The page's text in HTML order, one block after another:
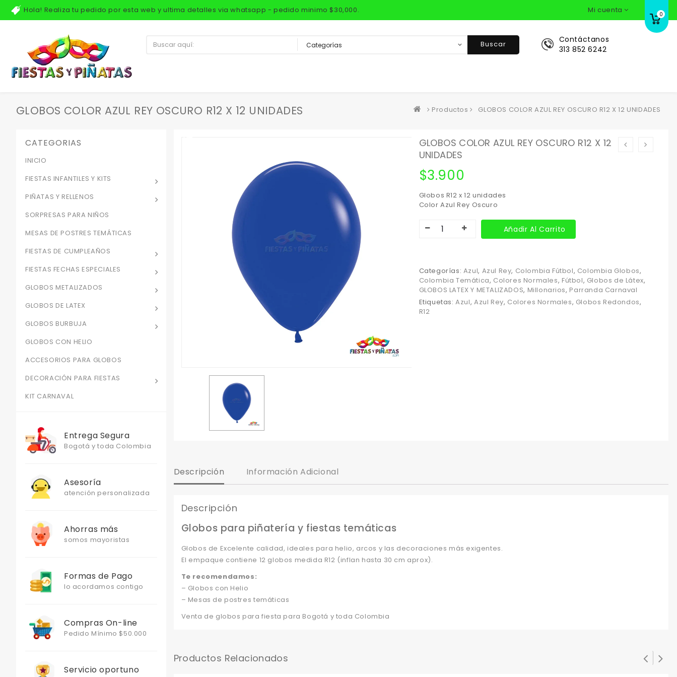
Hola! Realiza tu pedido por esta web y ultima detalles via whatsapp - pedido minimo $30,000. Mi cuenta 0
Contáctanos
313 852 6242
Buscar
GLOBOS COLOR AZUL REY OSCURO R12 X 12 UNIDADES Productos GLOBOS COLOR AZUL REY OSCURO R12 X 12 UNIDADES
GLOBOS COLOR AZUL REY OSCURO R12 X 12
UNIDADES
$3.900
Globos R12 x 12 unidades
Color Azul Rey Oscuro
Añadir Al Carrito
Categorías: Azul, Azul Rey, Colombia Fútbol, Colombia Globos,
Colombia Temática, Colores Normales, Fútbol, Globos de Látex,
GLOBOS LATEX Y METALIZADOS, Millonarios, Parranda Carnaval
Etiquetas:Azul, Azul Rey, Colores Normales, Globos Redondos,
R12
Descripción Información Adicional
Descripción
Globos para piñatería y fiestas temáticas
Globos de Excelente calidad, ideales para helio, arcos y las decoraciones más exigentes.
El empaque contiene 12 globos medida R12 (inflan hasta 30 cm aprox).
Te recomendamos:
– Globos con Helio
– Mesas de postres temáticas
Venta de globos para fiesta para Bogotá y toda Colombia
Productos Relacionados
CATEGORIAS
INICIO
FIESTAS INFANTILES Y KITS
PIÑATAS Y RELLENOS
SORPRESAS PARA NIÑOS
MESAS DE POSTRES TEMÁTICAS
FIESTAS DE CUMPLEAÑOS
FIESTAS FECHAS ESPECIALES
GLOBOS METALIZADOS
GLOBOS DE LATEX
GLOBOS BURBUJA
GLOBOS CON HELIO
ACCESORIOS PARA GLOBOS
DECORACIÓN PARA FIESTAS
KIT CARNAVAL
Entrega Segura
Bogotá y toda Colombia
Asesoría
atención personalizada
Ahorras más
somos mayoristas
Formas de Pago
lo acordamos contigo
Compras On-line
Pedido Mínimo $50.000
Servicio oportuno